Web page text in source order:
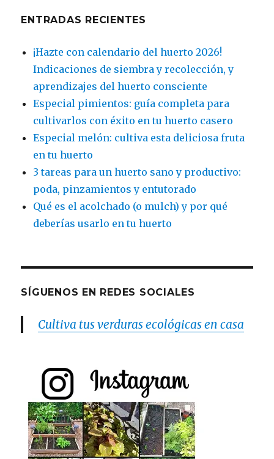
ENTRADAS RECIENTES
¡Hazte con calendario del huerto 2026!
Indicaciones de siembra y recolección, y
aprendizajes del huerto consciente
Especial pimientos: guía completa para
cultivarlos con éxito en tu huerto casero
Especial melón: cultiva esta deliciosa fruta
en tu huerto
3 tareas para un huerto sano y productivo:
poda, pinzamientos y entutorado
Qué es el acolchado (o mulch) y por qué
deberías usarlo en tu huerto
SÍGUENOS EN REDES SOCIALES
Cultiva tus verduras ecológicas en casa